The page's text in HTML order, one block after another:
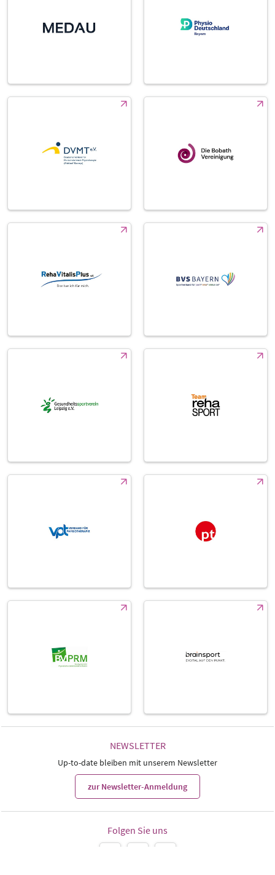
NEWSLETTER
Up-to-date bleiben mit unserem Newsletter
zur Newsletter-Anmeldung
Folgen Sie uns